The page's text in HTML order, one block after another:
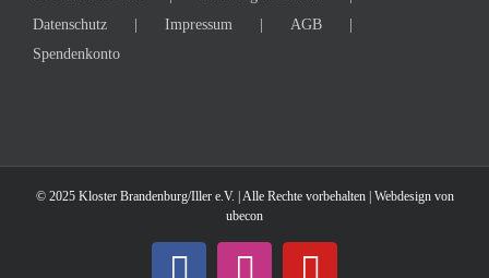
Datenschutz
Impressum
AGB
Spendenkonto
© 2025 Kloster Brandenburg/Iller e.V. | Alle Rechte vorbehalten | Webdesign von
ubecon